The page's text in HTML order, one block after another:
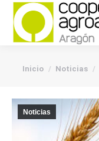
You are here:
Inicio Noticias
Noticias